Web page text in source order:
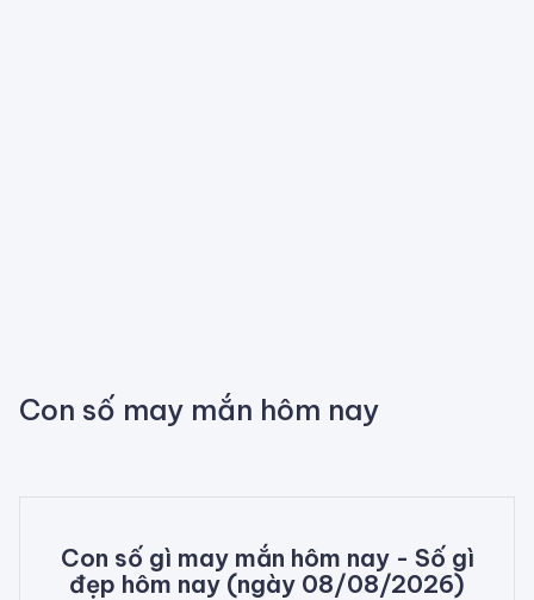
Con số may mắn hôm nay
Con số gì may mắn hôm nay - Số gì
đẹp hôm nay (ngày 08/08/2026)